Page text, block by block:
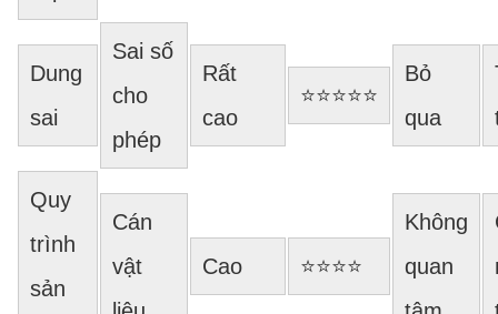
Dung
sai
Sai số
cho
phép
Rất
cao
⭐⭐⭐⭐⭐
Bỏ
qua
Quy
trình
sản
Cán
vật
Cao ⭐⭐⭐⭐
Không
quan